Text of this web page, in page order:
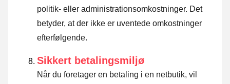
politik- eller administrationsomkostninger. Det
betyder, at der ikke er uventede omkostninger
efterfølgende.
Sikkert betalingsmiljø
Når du foretager en betaling i en netbutik, vil